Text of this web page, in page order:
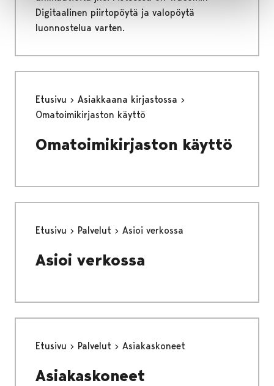
Digitaalinen piirtopöytä ja valopöytä
luonnostelua varten.
Etusivu
Asiakkaana kirjastossa
Omatoimikirjaston käyttö
Omatoimikirjaston käyttö
Etusivu Palvelut Asioi verkossa
Asioi verkossa
Etusivu Palvelut Asiakaskoneet
Asiakaskoneet